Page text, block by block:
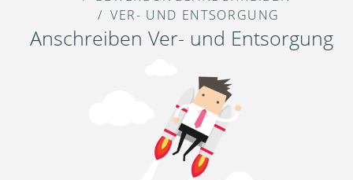
VER- UND ENTSORGUNG
Anschreiben Ver- und Entsorgung